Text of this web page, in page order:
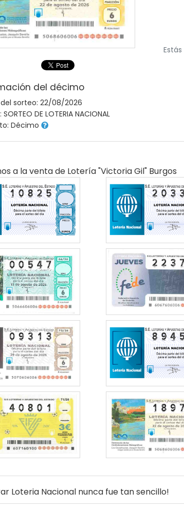
del décimo
sorteo: 22/08/2026
DE LOTERIA NACIONAL
Décimo
a la venta de Lotería "victoria Gil" Burgos
Loteria Nacional nunca fue tan sencillo!